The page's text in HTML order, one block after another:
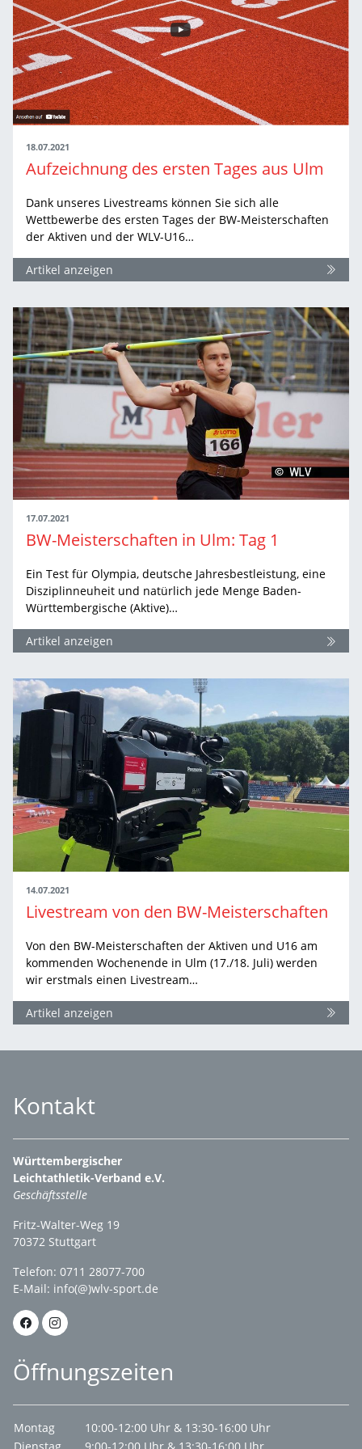
für Marie Koch vom TSV Crailsheim.
Hier geht es zu allen Ergebnissen der Frauen
18.07.2021
Aufzeichnung des ersten Tages aus Ulm
Dank unseres Livestreams können Sie sich alle
Wettbewerbe des ersten Tages der BW-Meisterschaften
der Aktiven und der WLV-U16…
Artikel anzeigen
17.07.2021
BW-Meisterschaften in Ulm: Tag 1
Ein Test für Olympia, deutsche Jahresbestleistung, eine
Disziplinneuheit und natürlich jede Menge Baden-
Württembergische (Aktive)…
Artikel anzeigen
14.07.2021
Livestream von den BW-Meisterschaften
Von den BW-Meisterschaften der Aktiven und U16 am
kommenden Wochenende in Ulm (17./18. Juli) werden
wir erstmals einen Livestream…
Artikel anzeigen
Kontakt
Württembergischer
Leichtathletik-Verband e.V.
Geschäftsstelle
Fritz-Walter-Weg 19
70372 Stuttgart
Telefon: 0711 28077-700
E-Mail: info(@)wlv-sport.de
Öffnungszeiten
Montag
10:00-12:00 Uhr & 13:30-16:00 Uhr